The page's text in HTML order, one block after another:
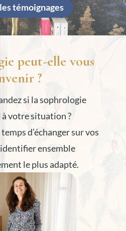
témoignages
peut-elle vous
?
si la sophrologie
votre situation ?
d’échanger sur vos
ensemble
le plus adapté.